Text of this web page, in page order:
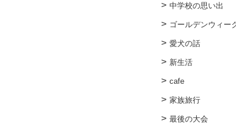
中学校の思い出
ゴールデンウィー
愛犬の話
新生活
cafe
家族旅行
最後の大会